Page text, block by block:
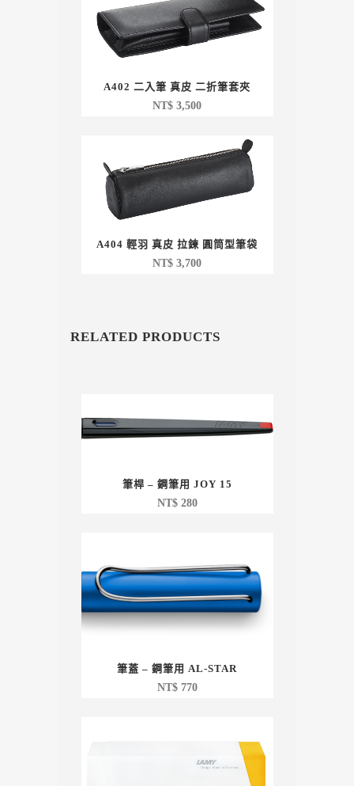
A402 二入筆 真皮 二折筆套夾
NT$ 3,500
A404 輕羽 真皮 拉鍊 圓筒型筆袋
NT$ 3,700
RELATED PRODUCTS
筆桿 – 鋼筆用 JOY 15
NT$280
筆蓋 – 鋼筆用 AL-STAR
NT$770